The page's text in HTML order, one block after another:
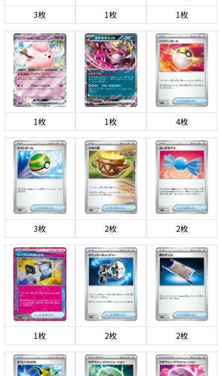
3枚 1枚 1枚
1枚 1枚 4枚
3枚 2枚 2枚
1枚 2枚 2枚